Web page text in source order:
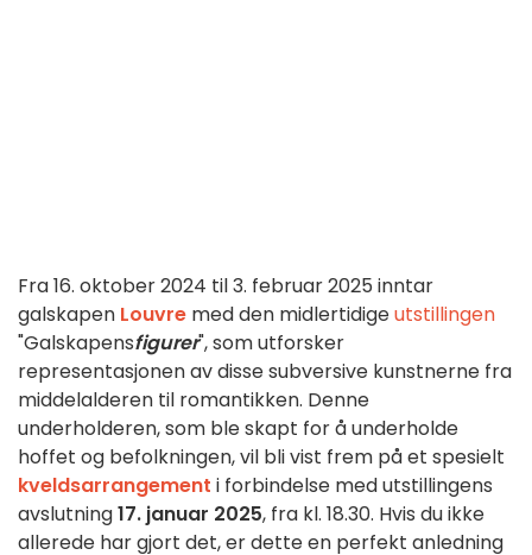
Fra 16. oktober 2024 til 3. februar 2025 inntar
galskapen Louvre med den midlertidigeutstillingen
"Galskapensfigurer", som utforsker
representasjonen av disse subversive kunstnerne fra
middelalderen til romantikken. Denne
underholderen, som ble skapt for å underholde
hoffet og befolkningen, vil bli vist frem på et spesielt
kveldsarrangement i forbindelse med utstillingens
avslutning17. januar 2025, fra kl. 18.30. Hvis du ikke
allerede har gjort det, er dette en perfekt anledning